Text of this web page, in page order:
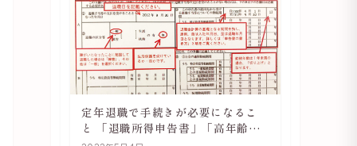
定年退職で手続きが必要になるこ
と 「退職所得申告書」「高年齢雇